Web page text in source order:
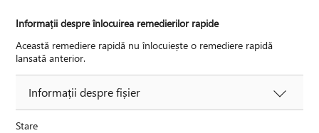
Informații despre înlocuirea remedierilor rapide
Această remediere rapidă nu înlocuiește o remediere rapidă
lansată anterior.
Informații despre fișier
Stare